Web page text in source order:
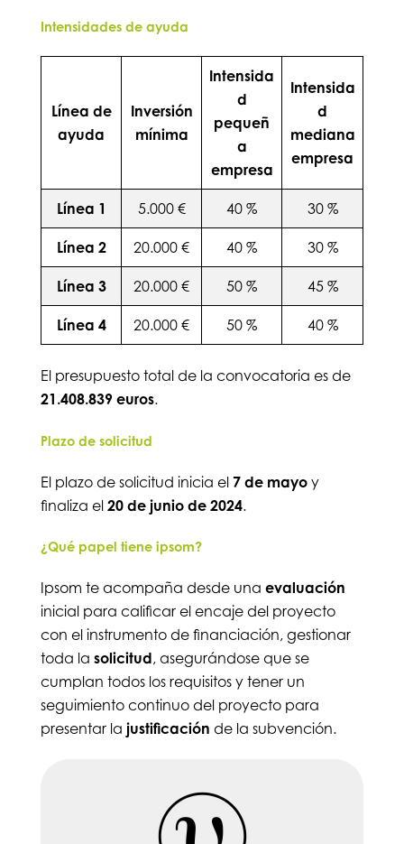
Intensidades de ayuda
Línea de
ayuda
Inversión
mínima
Intensida
d
pequeñ
a
empresa
Intensida
d
mediana
empresa
Línea 1 5.000 € 40 % 30 %
Línea 2 20.000 € 40 % 30 %
Línea 3 20.000 € 50 % 45 %
Línea 4 20.000 € 50 % 40 %
El presupuesto total de la convocatoria es de
21.408.839 euros.
Plazo de solicitud
El plazo de solicitud inicia el 7 de mayoy
finaliza el 20 de junio de 2024.
¿Qué papel tiene ipsom?
Ipsom te acompaña desde una evaluación
inicial para calificar el encaje del proyecto
con el instrumento de financiación, gestionar
toda la solicitud, asegurándose que se
cumplan todos los requisitos y tener un
seguimiento continuo del proyecto para
presentar la justificación de la subvención.